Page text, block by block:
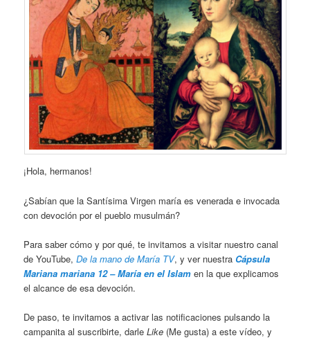
¡Hola, hermanos!
¿Sabían que la Santísima Virgen maría es venerada e invocada
con devoción por el pueblo musulmán?
Para saber cómo y por qué, te invitamos a visitar nuestro canal
de YouTube,De la mano de María TV, y ver nuestra Cápsula
Mariana mariana 12 – María en el Islam en la que explicamos
el alcance de esa devoción.
De paso, te invitamos a activar las notificaciones pulsando la
campanita al suscribirte, darleLike (Me gusta) a este vídeo, y